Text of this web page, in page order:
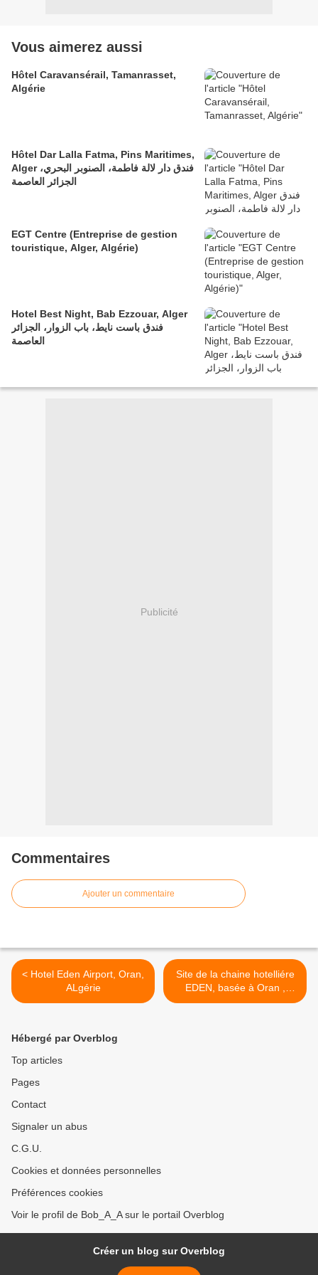
Vous aimerez aussi
Hôtel Caravansérail, Tamanrasset,
Algérie
Hôtel Dar Lalla Fatma, Pins Maritimes,
Alger فندق دار لالة فاطمة، الصنوبر البحري،
الجزائر العاصمة
EGT Centre (Entreprise de gestion
touristique, Alger, Algérie)
Hotel Best Night, Bab Ezzouar, Alger
فندق باست نايط، باب الزوار، الجزائر
العاصمة
Publicité
Commentaires
Ajouter un commentaire
< Hotel Eden Airport, Oran,
ALgérie
Site de la chaine hotelliére
EDEN, basée à Oran ,
Algérie >
Hébergé par Overblog
Top articles
Pages
Contact
Signaler un abus
C.G.U.
Cookies et données personnelles
Préférences cookies
Voir le profil de Bob_A_A sur le portail Overblog
Créer un blog sur Overblog